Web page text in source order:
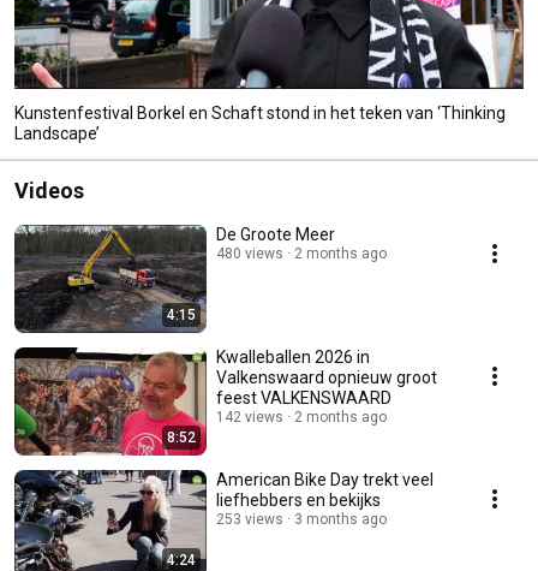
Kunstenfestival Borkel en Schaft stond in het teken van ‘Thinking
Landscape’
Videos
4:15
De Groote Meer
480 views 2 months ago
8:52
Kwalleballen 2026 in
Valkenswaard opnieuw groot
feest VALKENSWAARD
142 views 2 months ago
4:24
American Bike Day trekt veel
liefhebbers en bekijks
253 views 3 months ago